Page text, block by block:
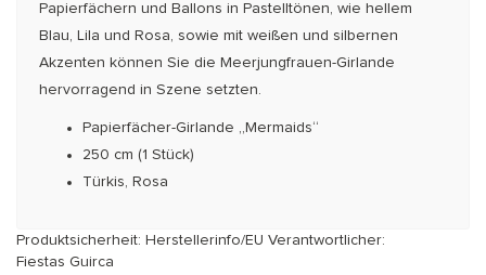
Papierfächern und Ballons in Pastelltönen, wie hel­lem
Blau, Lila und Rosa, sowie mit weißen und silber­nen
Akzenten können Sie die Meerjungfrauen-Gir­lan­de
hervorragend in Szene setzten.
Papierfächer-Girlande „Mermaids“
250 cm (1 Stück)
Türkis, Rosa
Produktsicherheit: Herstellerinfo/EU Verantwortlicher:
Fiestas Guirca